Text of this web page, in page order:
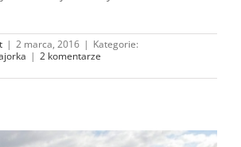
| 2 marca, 2016 | Kategorie:
| 2 komentarze